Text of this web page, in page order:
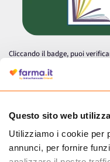
Questo sito web
Utilizziamo i cookie per
annunci, per fornire
Cliccando il badge, puoi
autorizzata dal Ministero della
medicinali.